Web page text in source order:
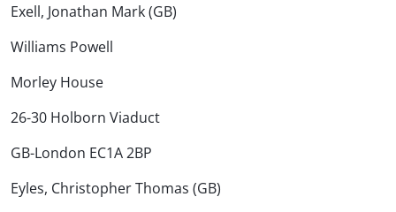
Exell, Jonathan Mark (GB)
Williams Powell
Morley House
26-30 Holborn Viaduct
GB-London EC1A 2BP
Eyles, Christopher Thomas (GB)